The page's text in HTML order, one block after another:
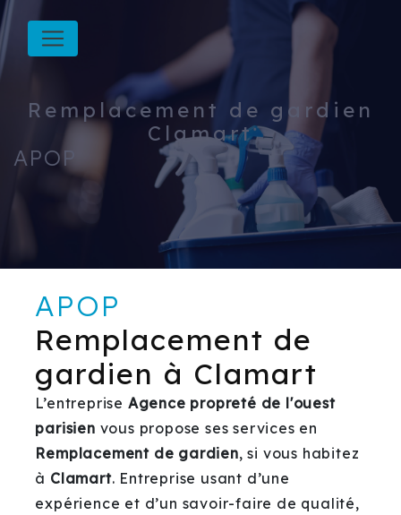
Remplacement de gardien
Clamart
APOP
APOP
Remplacement de
gardien à Clamart
L’entreprise Agence propreté de l'ouest
parisien vous propose ses services en
Remplacement de gardien, si vous habitez
à Clamart. Entreprise usant d’une
expérience et d’un savoir-faire de qualité,
Panneau de gestion des cookies